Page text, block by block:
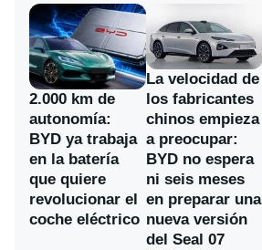
2.000 km de
autonomía:
BYD ya trabaja
en la batería
que quiere
revolucionar el
coche eléctrico
La velocidad de
los fabricantes
chinos empieza
a preocupar:
BYD no espera
ni seis meses
en preparar una
nueva versión
del Seal 07